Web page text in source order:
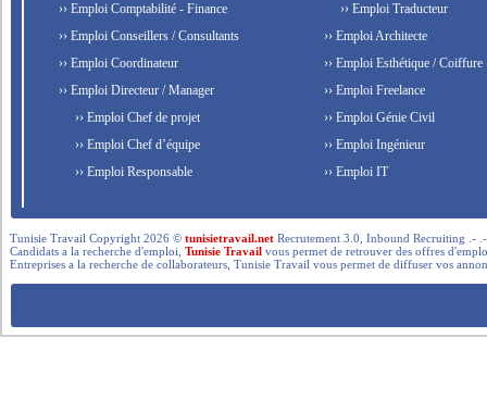
›› Emploi Comptabilité - Finance
›› Emploi Conseillers / Consultants
›› Emploi Coordinateur
›› Emploi Directeur / Manager
›› Emploi Chef de projet
›› Emploi Chef d’équipe
›› Emploi Responsable
›› Emploi Traducteur
›› Emploi Architecte
›› Emploi Esthétique / Coiffure
›› Emploi Freelance
›› Emploi Génie Civil
›› Emploi Ingénieur
›› Emploi IT
Tunisie Travail Copyright 2026 ©tunisietravail.net Recrutement 3.0, Inbound Recruiting .-
Candidats a la recherche d'emploi,Tunisie Travail vous permet de retrouver des offres
Entreprises a la recherche de collaborateurs, Tunisie Travail vous permet de diffuser vos